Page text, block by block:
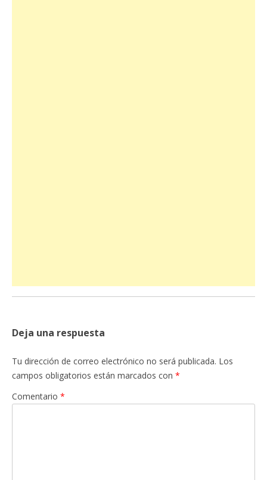
Deja una respuesta
Tu dirección de correo electrónico no será publicada. Los
campos obligatorios están marcados con *
Comentario *